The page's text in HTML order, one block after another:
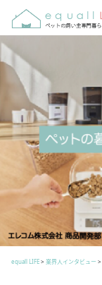
equall LIFE> 業界人インタビュー >